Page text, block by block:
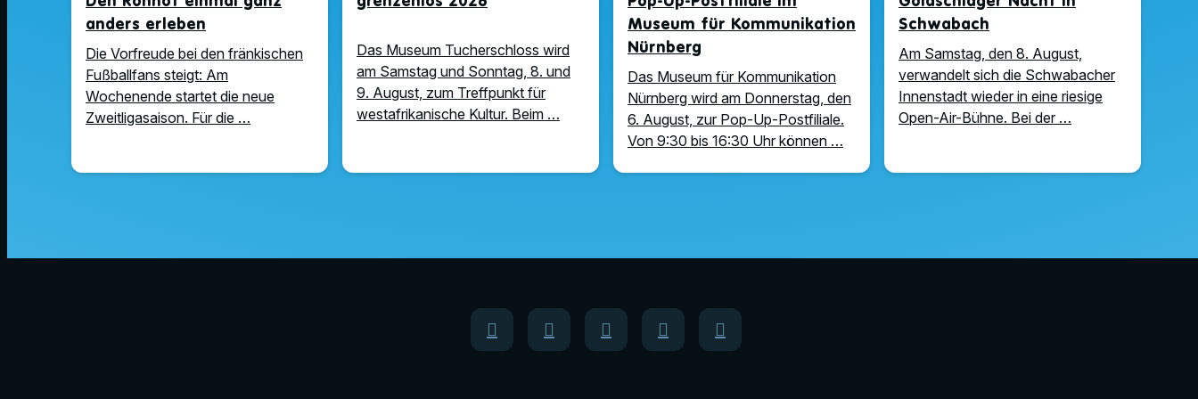
anders erleben
Die Vorfreude bei den fränkischen
Fußballfans steigt: Am
Wochenende startet die neue
Zweitligasaison. Für die …
Das Museum Tucherschloss wird
am Samstag und Sonntag, 8. und
9. August, zum Treffpunkt für
westafrikanische Kultur. Beim …
Museum für Kommunikation
Nürnberg
Das Museum für Kommunikation
Nürnberg wird am Donnerstag, den
6. August, zur Pop-Up-Postfiliale.
Von 9:30 bis 16:30 Uhr können …
Schwabach
Am Samstag, den 8. August,
verwandelt sich die Schwabacher
Innenstadt wieder in eine riesige
Open-Air-Bühne. Bei der …